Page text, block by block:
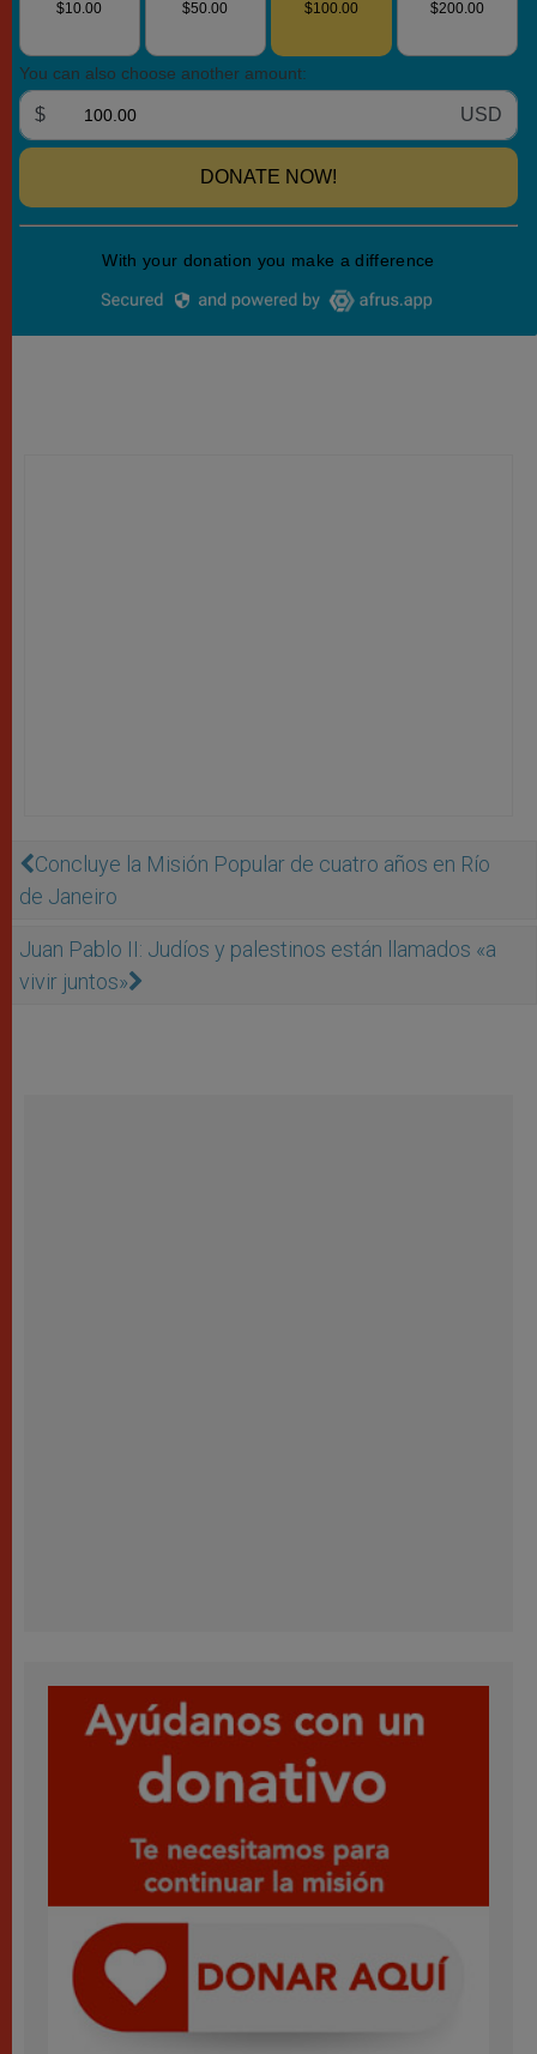
Concluye la Misión Popular de cuatro años en Río
de Janeiro
Juan Pablo II: Judíos y palestinos están llamados «a
vivir juntos»